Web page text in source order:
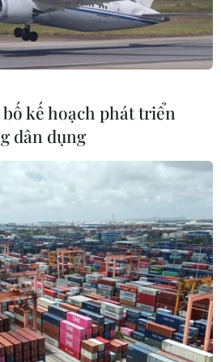
sóng AI: Dữ liệu
chìa khóa
động thành
721 triệu USD
tư công,
chờ
kế hoạch phát triển
dân dụng